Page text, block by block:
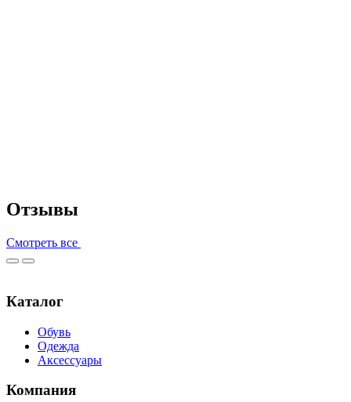
Отзывы
Смотреть все
Каталог
Обувь
Одежда
Аксессуары
Компания